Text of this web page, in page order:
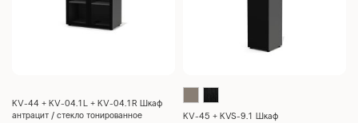
KV-44 + KV-04.1L + KV-04.1R Шкаф
антрацит / стекло тонированное
KV-45 + KVS-9.1 Шкаф